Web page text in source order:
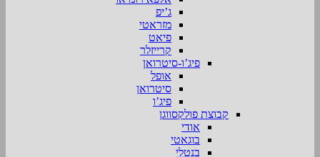
ג’יפ
מזראטי
פיאט
קרייזלר
פיג’ו-סיטרואן
אופל
סיטרואן
פיג’ו
קבוצת פולקסווגן
אודי
בוגאטי
בנטלי